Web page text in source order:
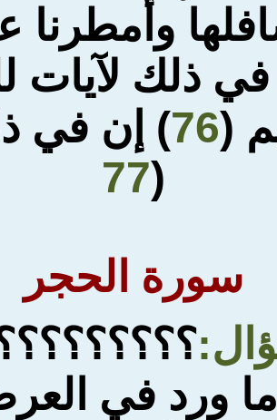
في ذلك لآيات
(
76) إن في
(
77
سورة الحجر
:
ورد في